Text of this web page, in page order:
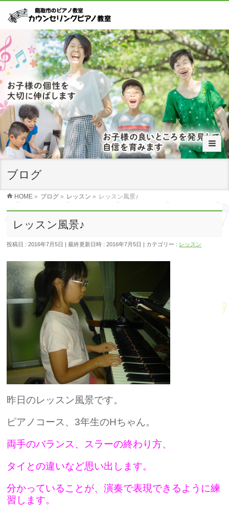
ブログ
HOME » ブログ » レッスン » レッスン風景♪
レッスン風景♪
投稿日 : 2016年7月5日 最終更新日時 : 2016年7月5日 カテゴリー : レッスン
昨日のレッスン風景です。
ピアノコース、3年生のHちゃん。
両手のバランス、スラーの終わり方、
タイとの違いなど思い出します。
分かっていることが、演奏で表現できるように練
習します。